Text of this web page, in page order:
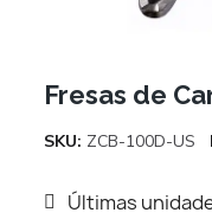
Fresas de
SKU ZCB-100D-US
Últimas